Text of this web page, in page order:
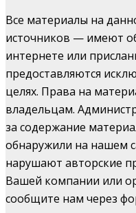
Все материалы на
источников — имеют
интернете или
предоставляются
целях. Права на
владельцам.
за содержание
обнаружили на нашем
нарушают авторские
Вашей компании или
сообщите нам через